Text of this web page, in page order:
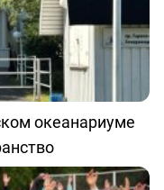
океанариуме